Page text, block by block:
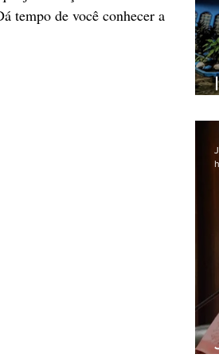
tempo de você conhecer a